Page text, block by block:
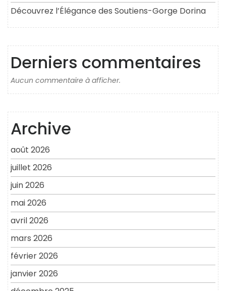
Découvrez l’Élégance des Soutiens-Gorge Dorina
Derniers commentaires
Aucun commentaire à afficher.
Archive
août 2026
juillet 2026
juin 2026
mai 2026
avril 2026
mars 2026
février 2026
janvier 2026